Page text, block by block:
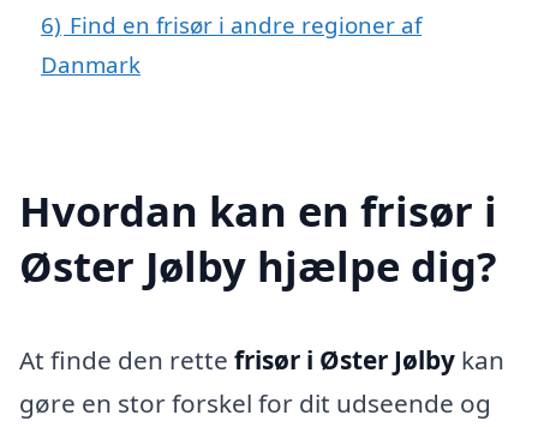
6) Find en frisør i andre regioner af
Danmark
Hvordan kan en frisør i
Øster Jølby hjælpe dig?
At finde den rette frisør i Øster Jølby kan
gøre en stor forskel for dit udseende og